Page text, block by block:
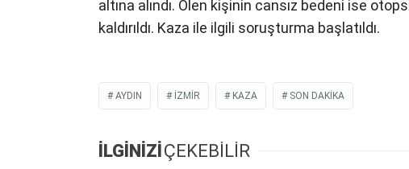
altına alındı. Ölen kişinin cansız bedeni ise
kaldırıldı. Kaza ile ilgili soruşturma başlatıldı.
AYDIN IZMIR KAZA SON DAKIKA
İLGİNİZİ ÇEKEBİLİR